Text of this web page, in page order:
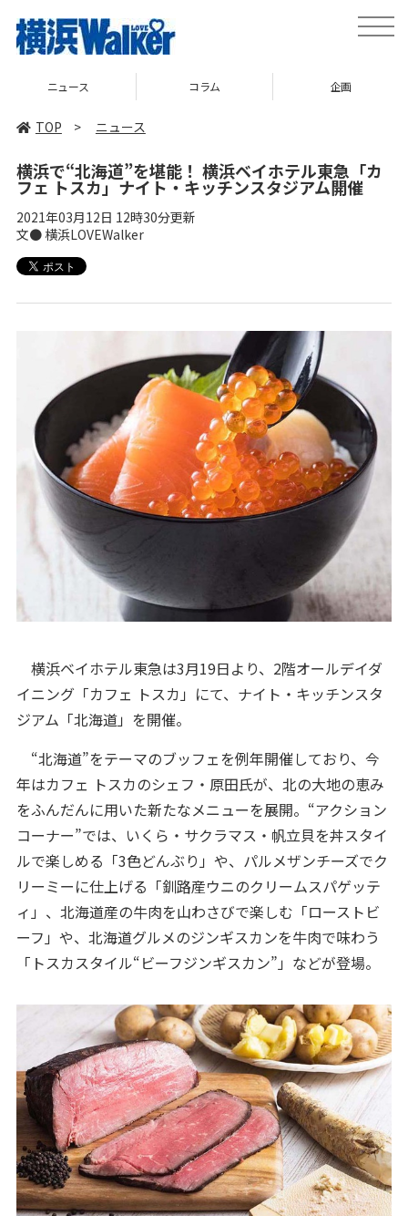
toggle
ニュース コラム 企画
TOP > ニュース
横浜で“北海道”を堪能！ 横浜ベイホテル東急「カ
フェ トスカ」ナイト・キッチンスタジアム開催
2021年03月12日 12時30分更新
文● 横浜LOVEWalker
横浜ベイホテル東急は3月19日より、2階オールデイダ
イニング「カフェ トスカ」にて、ナイト・キッチンスタ
ジアム「北海道」を開催。
“北海道”をテーマのブッフェを例年開催しており、今
年はカフェ トスカのシェフ・原田氏が、北の大地の恵み
をふんだんに用いた新たなメニューを展開。“アクション
コーナー”では、いくら・サクラマス・帆立貝を丼スタイ
ルで楽しめる「3色どんぶり」や、パルメザンチーズでク
リーミーに仕上げる「釧路産ウニのクリームスパゲッテ
ィ」、北海道産の牛肉を山わさびで楽しむ「ローストビ
ーフ」や、北海道グルメのジンギスカンを牛肉で味わう
「トスカスタイル“ビーフジンギスカン”」などが登場。